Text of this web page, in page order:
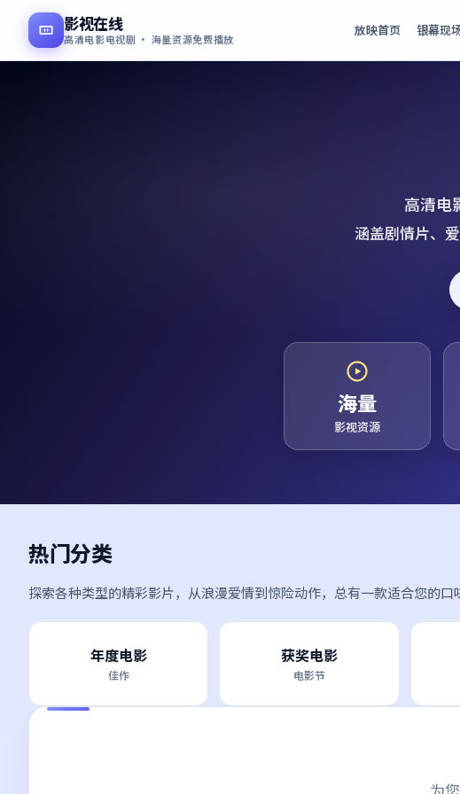
影视在线
高清电影电视剧 · 海量资源免费播放
放映首页 银幕现
高清电
涵盖剧情片、
海量
影视资源
热门分类
探索各种类型的精彩影片，从浪漫爱情到惊险动作，总有一款适合您的口
年度电影
佳作
获奖电影
电影节